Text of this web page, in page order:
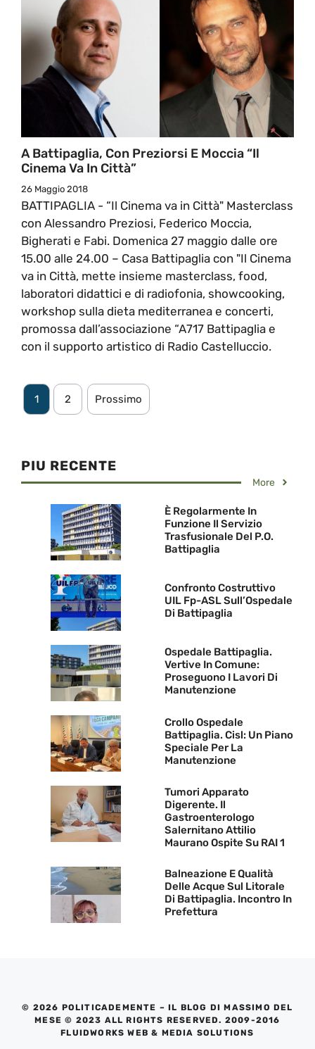
A Battipaglia, Con Preziorsi E Moccia “Il
Cinema Va In Città”
26 Maggio 2018
BATTIPAGLIA - “Il Cinema va in Città" Masterclass
con Alessandro Preziosi, Federico Moccia,
Bigherati e Fabi. Domenica 27 maggio dalle ore
15.00 alle 24.00 – Casa Battipaglia con "Il Cinema
va in Città, mette insieme masterclass, food,
laboratori didattici e di radiofonia, showcooking,
workshop sulla dieta mediterranea e concerti,
promossa dall’associazione “A717 Battipaglia e
con il supporto artistico di Radio Castelluccio.
1 2 Prossimo
PIU RECENTE
More
È Regolarmente In
Funzione Il Servizio
Trasfusionale Del P.O.
Battipaglia
Confronto Costruttivo
UIL Fp-ASL Sull’Ospedale
Di Battipaglia
Ospedale Battipaglia.
Vertive In Comune:
Proseguono I Lavori Di
Manutenzione
Crollo Ospedale
Battipaglia. Cisl: Un Piano
Speciale Per La
Manutenzione
Tumori Apparato
Digerente. Il
Gastroenterologo
Salernitano Attilio
Maurano Ospite Su RAI 1
Balneazione E Qualità
Delle Acque Sul Litorale
Di Battipaglia. Incontro In
Prefettura
© 2026 POLITICADEMENTE – IL BLOG DI MASSIMO DEL
MESE © 2023 ALL RIGHTS RESERVED. 2009-2016
FLUIDWORKS WEB & MEDIA SOLUTIONS